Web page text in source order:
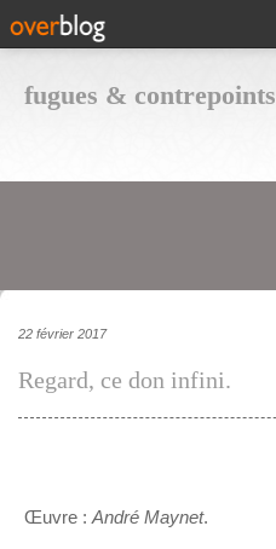
fugues & contrepoints
22 février 2017
Regard, ce don infini.
Œuvre : André Maynet.